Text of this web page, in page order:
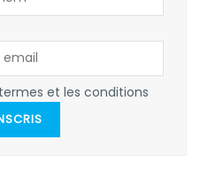
et les conditions